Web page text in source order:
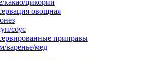
какао/цикорий
овощная
соус
приправы
варенье/мед